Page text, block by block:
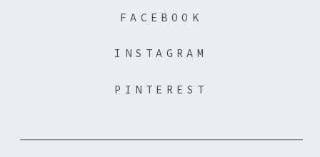
PINTEREST
INSTAGRAM
FACEBOOK